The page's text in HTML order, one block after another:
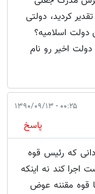
کردید، دولتی
دولت اسلامیه؟
اخیر رو نام
۰۰:۲۵ - ۱۳۹۰/۰۹/۱۳
پاسخ
که رئیس قوه
کند نه اینکه
قوه مقننه عوض